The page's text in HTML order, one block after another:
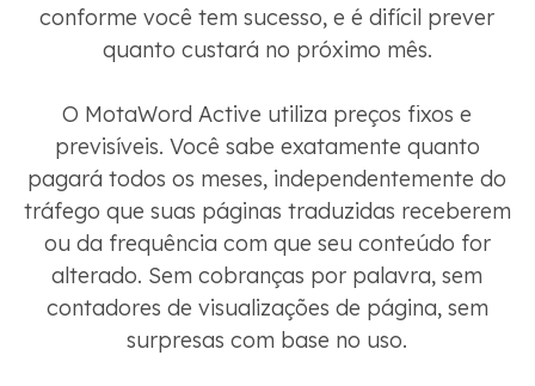
conforme você tem sucesso, e é difícil prever
quanto custará no próximo mês.
O MotaWord Active utiliza preços fixos e
previsíveis. Você sabe exatamente quanto
pagará todos os meses, independentemente do
tráfego que suas páginas traduzidas receberem
ou da frequência com que seu conteúdo for
alterado. Sem cobranças por palavra, sem
contadores de visualizações de página, sem
surpresas com base no uso.